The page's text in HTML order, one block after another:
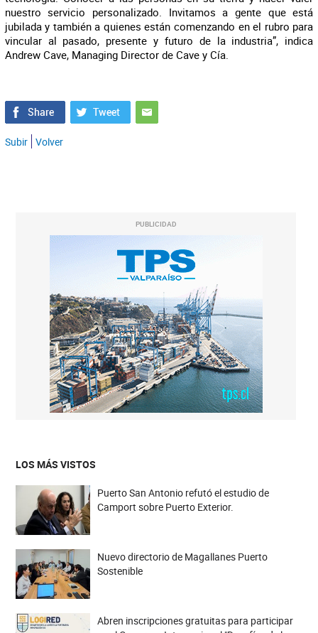
nuestro servicio personalizado. Invitamos a gente que está
jubilada y también a quienes están comenzando en el rubro para
vincular al pasado, presente y futuro de la industria”, indica
Andrew Cave, Managing Director de Cave y Cía.
Subir Volver
PUBLICIDAD
LOS MÁS VISTOS
Puerto San Antonio refutó el estudio de
Camport sobre Puerto Exterior.
Nuevo directorio de Magallanes Puerto
Sostenible
Abren inscripciones gratuitas para participar